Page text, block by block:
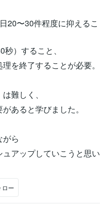
20〜30件程度に抑えるこ
）すること、
を終了することが必要。
は難しく、
あると学びました。
ら
アップしていこうと思い
ロー